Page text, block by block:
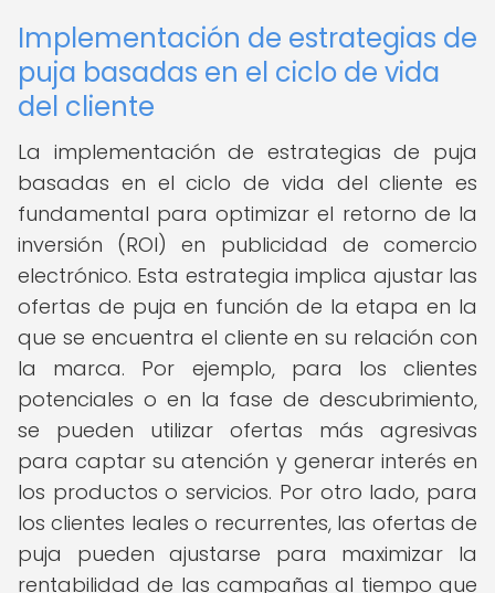
Implementación de estrategias de
puja basadas en el ciclo de vida
del cliente
La implementación de estrategias de puja
basadas en el ciclo de vida del cliente es
fundamental para optimizar el retorno de la
inversión (ROI) en publicidad de comercio
electrónico. Esta estrategia implica ajustar las
ofertas de puja en función de la etapa en la
que se encuentra el cliente en su relación con
la marca. Por ejemplo, para los clientes
potenciales o en la fase de descubrimiento,
se pueden utilizar ofertas más agresivas
para captar su atención y generar interés en
los productos o servicios. Por otro lado, para
los clientes leales o recurrentes, las ofertas de
puja pueden ajustarse para maximizar la
rentabilidad de las campañas al tiempo que